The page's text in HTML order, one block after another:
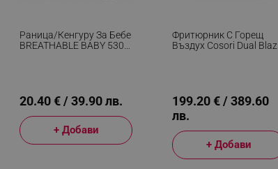
Раница/кенгуру За Бебе
BREATHABLE BABY 5306,
20.40 € / 39.90 лв.
+ Добави
Фритюрник С Горещ
Въздух Cosori Dual Blaze
199.20 € / 389.60
лв.
+ Добави